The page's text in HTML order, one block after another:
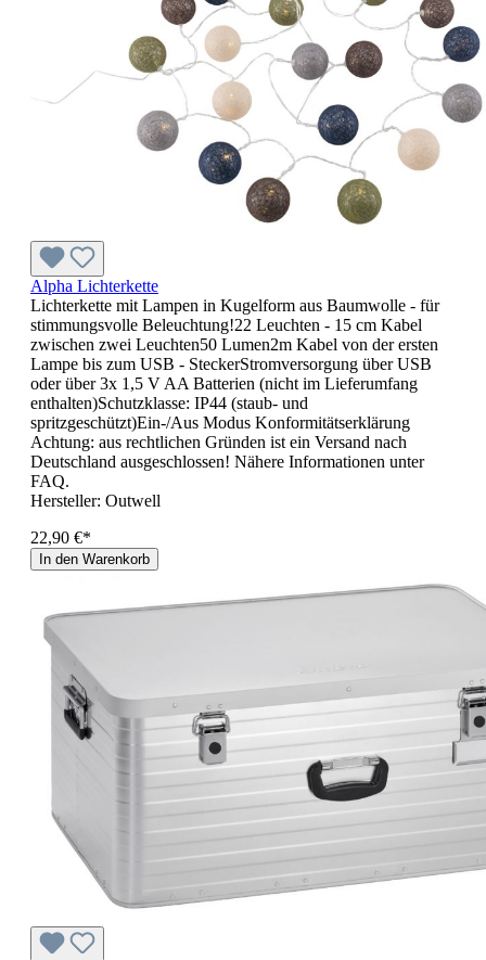
Alpha Lichterkette
Lichterkette mit Lampen in Kugelform aus Baumwolle - für
stimmungsvolle Beleuchtung!22 Leuchten - 15 cm Kabel
zwischen zwei Leuchten50 Lumen2m Kabel von der ersten
Lampe bis zum USB - SteckerStromversorgung über USB
oder über 3x 1,5 V AA Batterien (nicht im Lieferumfang
enthalten)Schutzklasse: IP44 (staub- und
spritzgeschützt)Ein-/Aus Modus Konformitätserklärung
Achtung: aus rechtlichen Gründen ist ein Versand nach
Deutschland ausgeschlossen! Nähere Informationen unter
FAQ.
Hersteller: Outwell
22,90 €*
In den Warenkorb